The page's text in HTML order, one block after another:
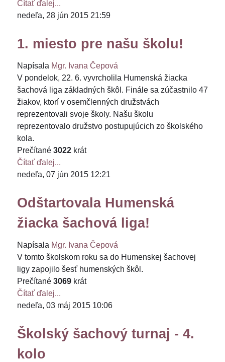
Čítať ďalej...
nedeľa, 28 jún 2015 21:59
1. miesto pre našu školu!
Napísala Mgr. Ivana Čepová
V pondelok, 22. 6. vyvrcholila Humenská žiacka
šachová liga základných škôl. Finále sa zúčastnilo 47
žiakov, ktorí v osemčlenných družstvách
reprezentovali svoje školy. Našu školu
reprezentovalo družstvo postupujúcich zo školského
kola.
Prečítané 3022 krát
Čítať ďalej...
nedeľa, 07 jún 2015 12:21
Odštartovala Humenská
žiacka šachová liga!
Napísala Mgr. Ivana Čepová
V tomto školskom roku sa do Humenskej šachovej
ligy zapojilo šesť humenských škôl.
Prečítané 3069 krát
Čítať ďalej...
nedeľa, 03 máj 2015 10:06
Školský šachový turnaj - 4.
kolo